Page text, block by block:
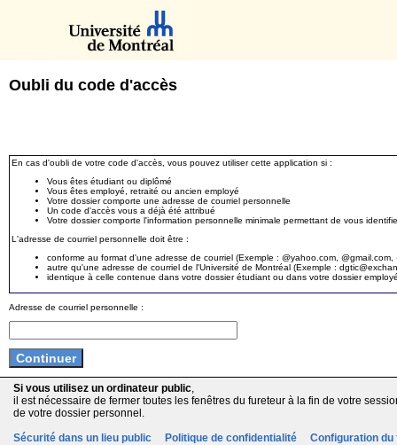
Oubli du code d'accès
En cas d'oubli de votre code d'accès, vous pouvez utiliser cette application si :
Vous êtes étudiant ou diplômé
Vous êtes employé, retraité ou ancien employé
Votre dossier comporte une adresse de courriel personnelle
Un code d'accès vous a déjà été attribué
Votre dossier comporte l'information personnelle minimale permettant de vous
L'adresse de courriel personnelle doit être :
conforme au format d'une adresse de courriel (Exemple : @yahoo.com,
autre qu'une adresse de courriel de l'Université de Montréal (Exemple :
identique à celle contenue dans votre dossier étudiant ou dans votre dossier
Adresse de courriel personnelle :
Si vous utilisez un ordinateur public,
il est nécessaire de fermer toutes les fenêtres du fureteur à la fin de votre
de votre dossier personnel.
Sécurité dans un lieu public
Politique de confidentialité Configuration du